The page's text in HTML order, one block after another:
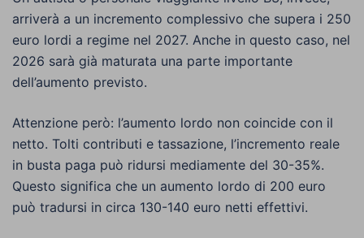
arriverà a un incremento complessivo che supera i 250
euro lordi a regime nel 2027. Anche in questo caso, nel
2026 sarà già maturata una parte importante
dell’aumento previsto.
Attenzione però: l’aumento lordo non coincide con il
netto. Tolti contributi e tassazione, l’incremento reale
in busta paga può ridursi mediamente del 30-35%.
Questo significa che un aumento lordo di 200 euro
può tradursi in circa 130-140 euro netti effettivi.